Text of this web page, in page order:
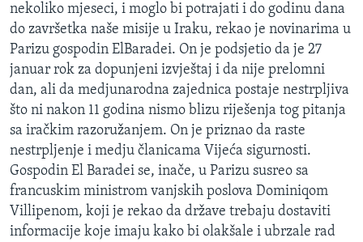
ŽENSKA STRANA
IZBJEGLIČKA STRANA
MAGAZIN
O GLASU AMERIKE
Learning English
PRATITE NAS
nekoliko mjeseci, i moglo bi potrajati i do godinu dana
do završetka naše misije u Iraku, rekao je novinarima u
Parizu gospodin ElBaradei. On je podsjetio da je 27
januar rok za dopunjeni izvještaj i da nije prelomni
dan, ali da medjunarodna zajednica postaje nestrpljiva
što ni nakon 11 godina nismo blizu riješenja tog pitanja
sa iračkim razoružanjem. On je priznao da raste
nestrpljenje i medju članicama Vijeća sigurnosti.
Gospodin El Baradei se, inače, u Parizu susreo sa
francuskim ministrom vanjskih poslova Dominiqom
Villipenom, koji je rekao da države trebaju dostaviti
informacije koje imaju kako bi olakšale i ubrzale rad